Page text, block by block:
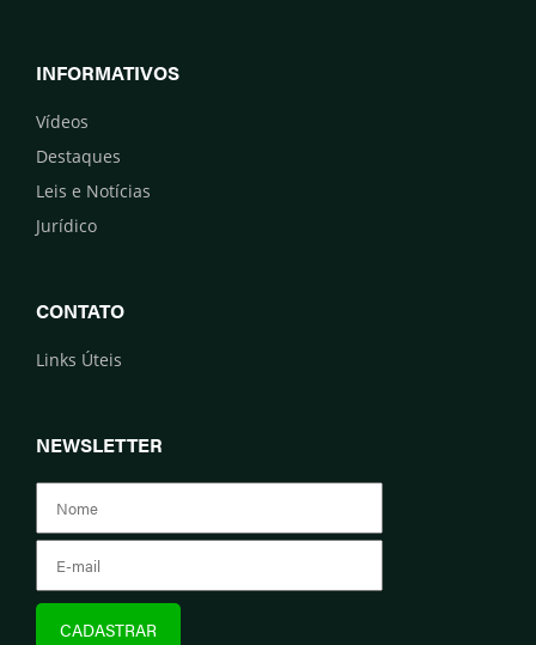
INFORMATIVOS
Vídeos
Destaques
Leis e Notícias
Jurídico
CONTATO
Links Úteis
NEWSLETTER